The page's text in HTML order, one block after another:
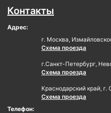
Контакты
Адрес:
г. Москва,
Схема проезда
г.Санкт-Петербург,
Схема проезда
Краснодарский край,
Схема проезда
Телефон: